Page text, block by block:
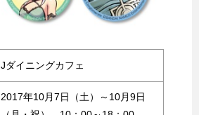
Jダイニングカフェ
2017年10月7日（土）～10月9日